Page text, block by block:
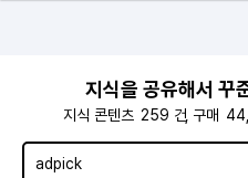
지식을 공유해서 꾸
지식 콘텐츠 259 건 구매